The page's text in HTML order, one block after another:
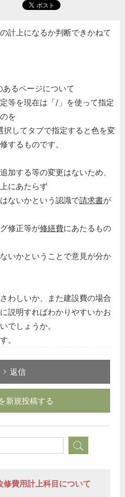
計上になるか判断できかねて
るページについて
等を現在は「/」を使って指定
を
してタブで指定すると色を変
するものです。
加する等の変更はないため、
にあたらず
ないかという認識で請求書が
修正等が修繕費にあたるもの
いかということで意見が分か
わしいか、また建設費の場合
説明すればわかりやすいかお
でしょうか。
。
返信
新規投稿する
費用計上科目について